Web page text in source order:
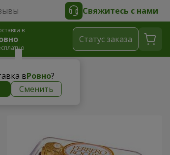
Свяжитесь с нами
в
вРовно?
Сменить
Cтатус заказа